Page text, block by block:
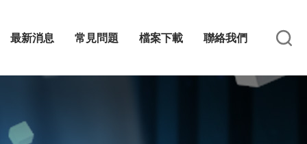
最新消息 常見問題 檔案下載 聯絡我們